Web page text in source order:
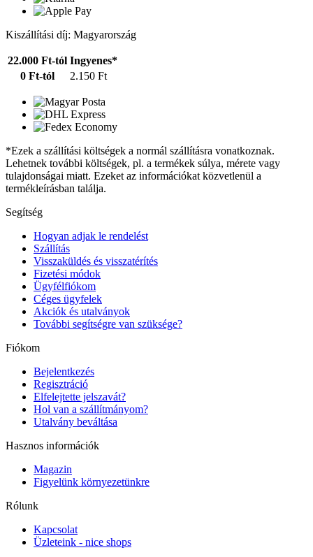
Kiszállítási díj: Magyarország
22.000 Ft-tól Ingyenes*
0 Ft-tól
2.150 Ft
*Ezek a szállítási költségek a normál szállításra vonatkoznak.
Lehetnek további költségek, pl. a termékek súlya, mérete vagy
tulajdonságai miatt. Ezeket az információkat közvetlenül a
termékleírásban találja.
Segítség
Hogyan adjak le rendelést
Szállítás
Visszaküldés és visszatérítés
Fizetési módok
Ügyfélfiókom
Céges ügyfelek
Akciók és utalványok
További segítségre van szüksége?
Fiókom
Bejelentkezés
Regisztráció
Elfelejtette jelszavát?
Hol van a szállítmányom?
Utalvány beváltása
Hasznos információk
Magazin
Figyelünk környezetünkre
Rólunk
Kapcsolat
Üzleteink - nice shops